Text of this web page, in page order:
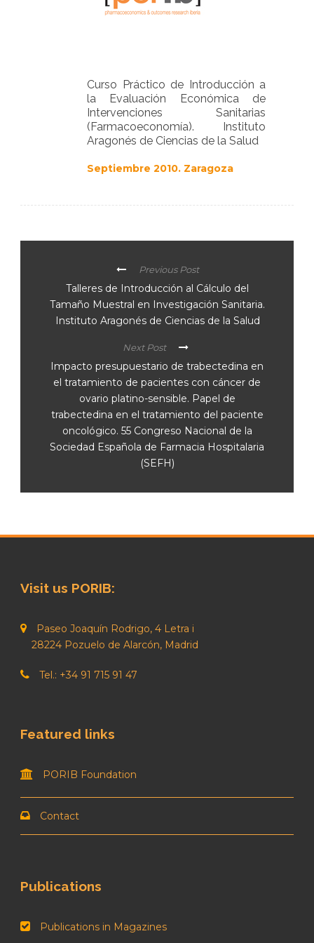
Curso Práctico de Introducción a
la Evaluación Económica de
Intervenciones Sanitarias
(Farmacoeconomía). Instituto
Aragonés de Ciencias de la Salud
Septiembre 2010. Zaragoza
Previous Post
Talleres de Introducción al Cálculo del
Tamaño Muestral en Investigación Sanitaria.
Instituto Aragonés de Ciencias de la Salud
Next Post
Impacto presupuestario de trabectedina en
el tratamiento de pacientes con cáncer de
ovario platino-sensible. Papel de
trabectedina en el tratamiento del paciente
oncológico. 55 Congreso Nacional de la
Sociedad Española de Farmacia Hospitalaria
(SEFH)
Visit us PORIB:
Paseo Joaquín Rodrigo, 4 Letra i
28224 Pozuelo de Alarcón, Madrid
Tel.: +34 91 715 91 47
Featured links
PORIB Foundation
Contact
Publications
Publications in Magazines